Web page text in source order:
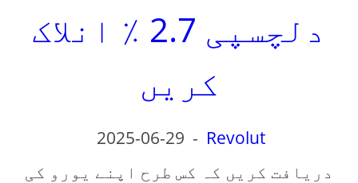
دلچسپی 2.7 ٪ انلاک
کریں
2025-06-29 - Revolut
دریافت کریں کہ کس طرح اپنے یورو کی